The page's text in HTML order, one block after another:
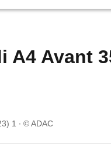
A4 Avant
1 © ADAC